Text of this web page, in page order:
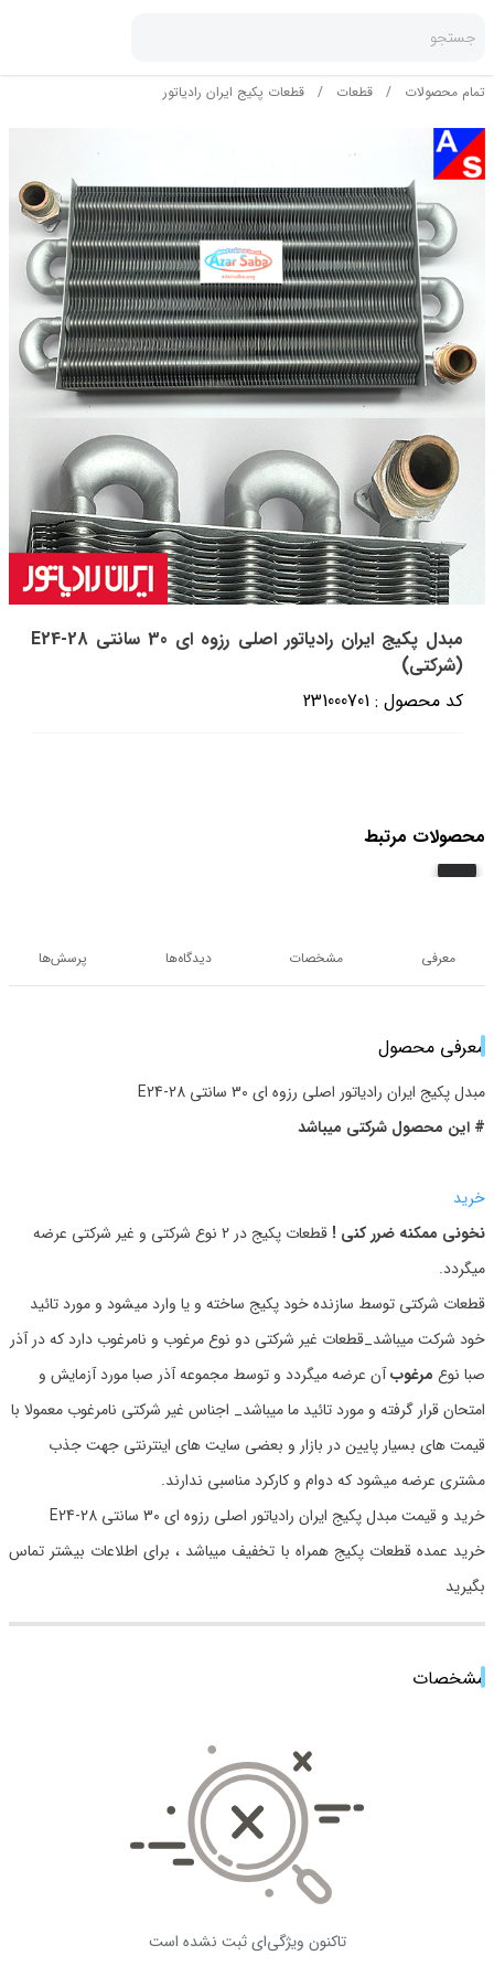
جستجو
تمام محصولات / قطعات / قطعات پکیج ایران رادیاتور
مبدل پکیج ایران رادیاتور اصلی رزوه ای 30 سانتی E24-28
(شرکتی)
کد محصول : 231000701
محصولات مرتبط
معرفی مشخصات دیدگاه‌ها پرسش‌ها
معرفی محصول
مبدل پکیج ایران رادیاتور اصلی رزوه ای 30 سانتی E24-28
# این محصول شرکتی میباشد
خرید
نخونی ممکنه ضرر کنی !
قطعات پکیج در 2 نوع شرکتی و غیر شرکتی عرضه
میگردد.
قطعات شرکتی توسط سازنده خود پکیج ساخته و یا وارد میشود و مورد تائید
خود شرکت میباشد_قطعات غیر شرکتی دو نوع مرغوب و نامرغوب دارد که در آذر
صبا نوع مرغوبآن عرضه میگردد و توسط مجموعه آذر صبا مورد آزمایش و
امتحان قرار گرفته و مورد تائید ما میباشد_ اجناس غیر شرکتی نامرغوب معمولا با
قیمت های بسیار پایین در بازار و بعضی سایت های اینترنتی جهت جذب
مشتری عرضه میشود که دوام و کارکرد مناسبی ندارند.
خرید و قیمت مبدل پکیج ایران رادیاتور اصلی رزوه ای 30 سانتی E24-28
خرید عمده قطعات پکیج همراه با تخفیف میباشد ، برای اطلاعات بیشتر تماس
بگیرید
مشخصات
تاکنون ویژگی‌ای ثبت نشده است